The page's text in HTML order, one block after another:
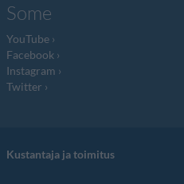
Some
YouTube
Facebook
Instagram
Twitter
Kustantaja ja toimitus